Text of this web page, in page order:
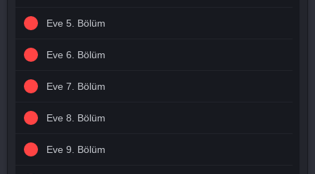
Eve 5. Bölüm
Eve 6. Bölüm
Eve 7. Bölüm
Eve 8. Bölüm
Eve 9. Bölüm